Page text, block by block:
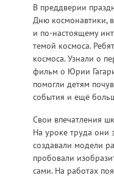
В преддверии
Дню космонавтики,
и по-настоящему
темой космоса.
космоса. Узнали о
фильм о Юрии
помогли детям
события и ещё
Свои впечатления
На уроке труда они
создавали модели
пробовали
сами. На работах